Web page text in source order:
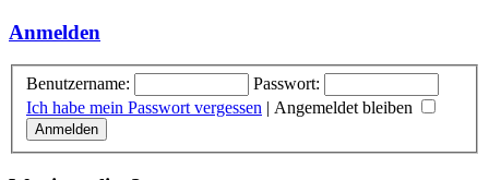
Anmelden
Benutzername:
Passwort:
Ich habe mein Passwort vergessen | Angemeldet bleiben